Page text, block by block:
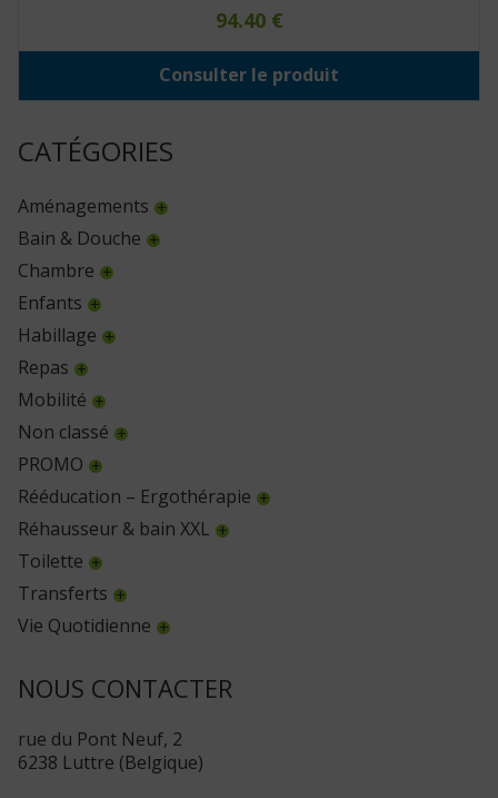
CATÉGORIES
Aménagements
Bain & Douche
Chambre
Enfants
Habillage
Repas
Mobilité
Non classé
PROMO
Rééducation – Ergothérapie
Réhausseur & bain XXL
Toilette
Transferts
Vie Quotidienne
NOUS CONTACTER
rue du Pont Neuf, 2
6238 Luttre (Belgique)
94.40 €
Consulter le produit